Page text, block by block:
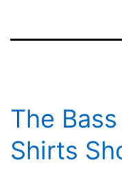
The
Shirts